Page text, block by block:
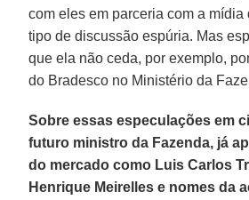
com eles em parce­ria com a mídia
tipo de discussão espúria. Mas
que ela não ceda, por exemplo,
do Bradesco no Mi­nistério da
Sobre essas especulações em
futuro ministro da Fazenda, já
do mercado como Luis Carlos
Henrique Meirelles e nomes da